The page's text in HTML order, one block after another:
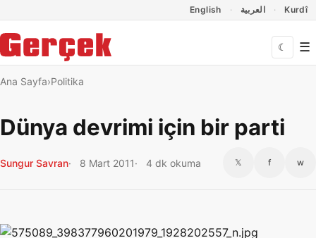
English العربية Kurdî
☾ ☰
Ana Sayfa Politika
Dünya devrimi için bir parti
Sungur Savran 8 Mart 2011 4 dk okuma 𝕏 f w